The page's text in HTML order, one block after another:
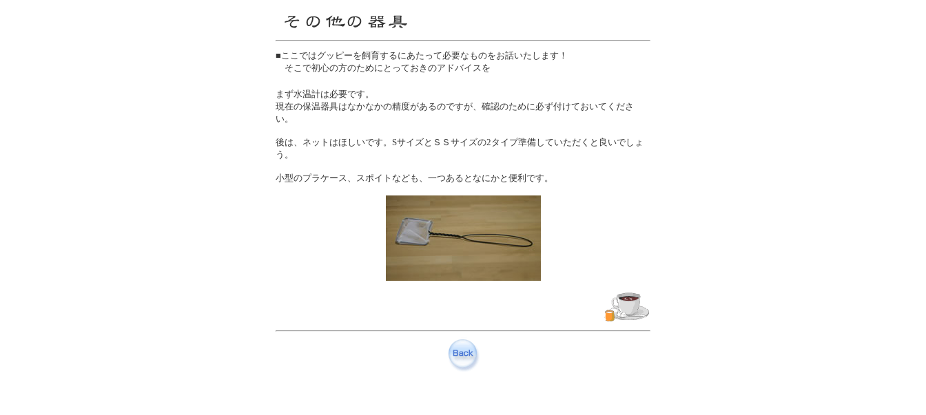
■ここではグッピーを飼育するにあたって必要なものをお話いたします！
そこで初心の方のためにとっておきのアドバイスを
まず水温計は必要です。
現在の保温器具はなかなかの精度があるのですが、確認のために必ず付けておいてくださ
い。
後は、ネットはほしいです。SサイズとＳＳサイズの2タイプ準備していただくと良いでしょ
う。
小型のプラケース、スポイトなども、一つあるとなにかと便利です。